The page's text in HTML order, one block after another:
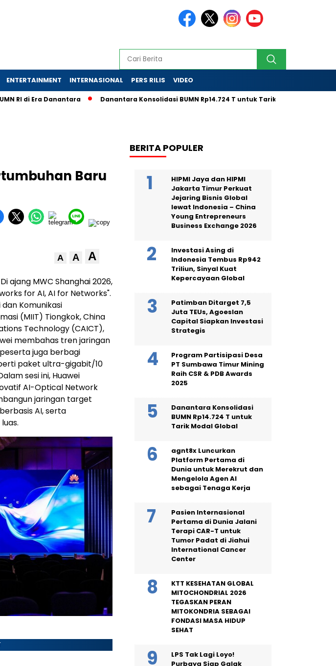
ENTERTAINMENT INTERNASIONAL PERS RILIS VIDEO
Era Danantara Danantara Konsolidasi BUMN Rp14.724 T untuk Tarik Modal Global
Baru
A A A
ajang MWC Shanghai 2026,
for AI, AI for Networks".
Komunikasi
(MIIT) Tiongkok, China
Technology (CAICT),
membahas tren jaringan
juga berbagi
paket ultra-gigabit/10
sesi ini, Huawei
AI-Optical Network
jaringan target
berbasis AI, serta
BERITA POPULER
HIPMI Jaya dan HIPMI
Jakarta Timur Perkuat
Jejaring Bisnis Global
lewat Indonesia – China
Young Entrepreneurs
Business Exchange 2026
Investasi Asing di
Indonesia Tembus Rp942
Triliun, Sinyal Kuat
Kepercayaan Global
Patimban Ditarget 7,5
Juta TEUs, Agoeslan
Capital Siapkan Investasi
Strategis
Program Partisipasi Desa
PT Sumbawa Timur Mining
Raih CSR & PDB Awards
2025
Danantara Konsolidasi
BUMN Rp14.724 T untuk
Tarik Modal Global
agnt8x Luncurkan
Platform Pertama di
Dunia untuk Merekrut dan
Mengelola Agen AI
sebagai Tenaga Kerja
Pasien Internasional
Pertama di Dunia Jalani
Terapi CAR-T untuk
Tumor Padat di Jiahui
International Cancer
Center
KTT KESEHATAN GLOBAL
MITOCHONDRIAL 2026
TEGASKAN PERAN
MITOKONDRIA SEBAGAI
FONDASI MASA HIDUP
SEHAT
LPS Tak Lagi Loyo!
Purbaya Siap Galak